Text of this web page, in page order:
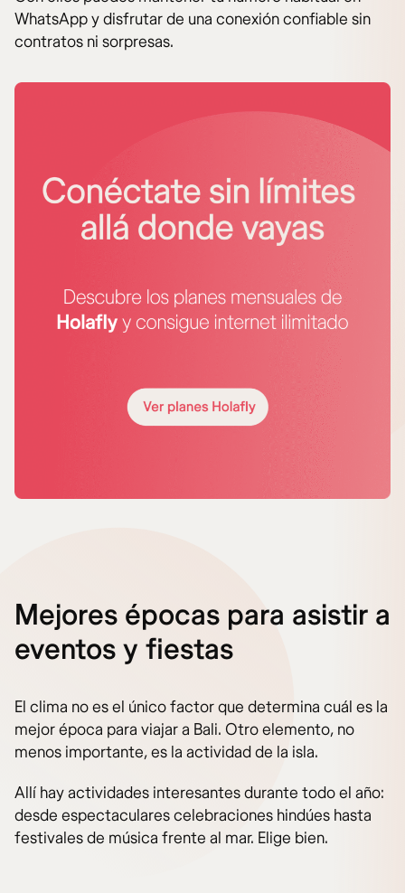
WhatsApp y disfrutar de una conexión confiable sin
contratos ni sorpresas.
Mejores épocas para asistir a
eventos y fiestas
El clima no es el único factor que determina cuál es la
mejor época para viajar a Bali. Otro elemento, no
menos importante, es la actividad de la isla.
Allí hay actividades interesantes durante todo el año:
desde espectaculares celebraciones hindúes hasta
festivales de música frente al mar. Elige bien.